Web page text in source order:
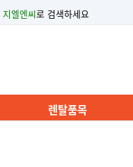
지엘엔씨로 검색하세요
렌탈품목